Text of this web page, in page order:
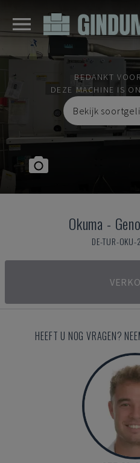
BEDANKT
DEZE MACHINE IS
Bekijk
Okuma -
DE-TUR-
HEEFT U NOG VRAGEN?